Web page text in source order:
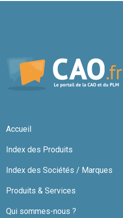
Accueil
Index des Produits
Index des Sociétés / Marques
Produits & Services
Qui sommes-nous ?